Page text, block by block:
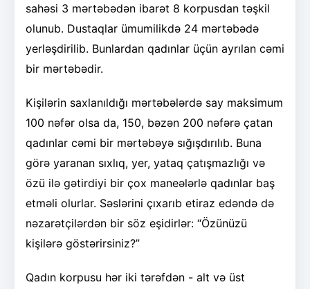
sahəsi 3 mərtəbədən ibarət 8 korpusdan təşkil
olunub. Dustaqlar ümumilikdə 24 mərtəbədə
yerləşdirilib. Bunlardan qadınlar üçün ayrılan cəmi
bir mərtəbədir.
Kişilərin saxlanıldığı mərtəbələrdə say maksimum
100 nəfər olsa da, 150, bəzən 200 nəfərə çatan
qadınlar cəmi bir mərtəbəyə sığışdırılıb. Buna
görə yaranan sıxlıq, yer, yataq çatışmazlığı və
özü ilə gətirdiyi bir çox maneələrlə qadınlar baş
etməli olurlar. Səslərini çıxarıb etiraz edəndə də
nəzarətçilərdən bir söz eşidirlər: “Özünüzü
kişilərə göstərirsiniz?”
Qadın korpusu hər iki tərəfdən - alt və üst